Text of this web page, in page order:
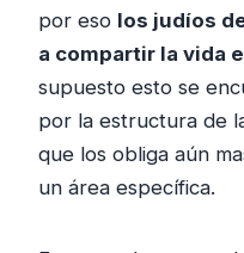
por eso los judíos
a compartir la vida
supuesto esto se
por la estructura de
que los obliga aún
un área específica.